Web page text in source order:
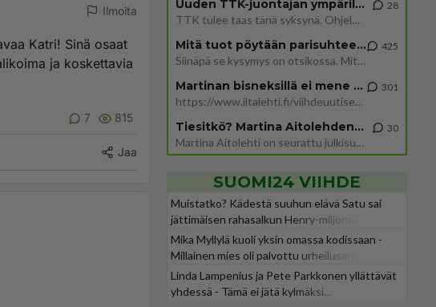
Ilmoita
Katri! Sinä osaat
ja koskettavia
7 815
Jaa
Uuden TTK-juontajan ympärillä epätietoisuus sakenee - Nyt MTV hämmentää soppaa
TTK tulee taas tänä syksynä. Ohjelman uudet tähtioppilaat julkistetaan torstaina 6. elokuuta klo 14 alkavassa lehdistö
28
Mitä tuot pöytään parisuhteessa?
Siinäpä se kysymys on otsikossa. Mitäpä siis tuot/toisit pöytään parisuhteessa? Oletko mies vai nainen? Koetko sen mitä
425
Martinan bisneksillä ei mene hyvin
https://www.iltalehti.fi/viihdeuutiset/a/c46da6ab-340f-4790-aaa7-0865eed2336 Yrityksen konkurssihakemus on tullut kärä
301
Tiesitkö? Martina Aitolehden isäpuoli on tämä suosittu laulaja
Martina Aitolehti on seurattu julkisuuden henkilö. Lähipiiriin mahtuu muitakin tunnettuja henkilöitä. Tiesitkö, että Ma
30
SUOMI24 VIIHDE
Muistatko? Kädestä suuhun elävä Satu sai
jättimäisen rahasalkun Henry-miljonääriltä
Mika Myllylä kuoli yksin omassa kodissaan -
Millainen mies oli palvottu urheilusankari?
Linda Lampenius ja Pete Parkkonen yllättävät
yhdessä - Tämä ei jätä kylmäksi...